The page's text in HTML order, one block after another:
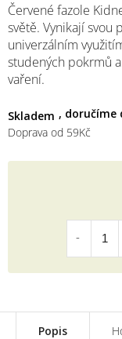
Skladem
Červené fazole
světě. Vynikajísvou
univerzálním
studených pokrmů a
vaření.
Doprava od 59Kč
Popis